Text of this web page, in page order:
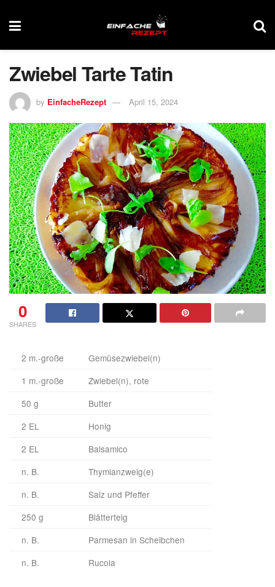
Zwiebel Tarte Tatin
by EinfacheRezept April 15, 2024
0
SHARES
2 m.-große
Gemüsezwiebel(n)
1 m.-große
Zwiebel(n), rote
50 g
Butter
2 EL
Honig
2 EL
Balsamico
n. B.
Thymianzweig(e)
n. B.
Salz und Pfeffer
250 g
Blätterteig
n. B.
Parmesan in Scheibchen
n. B.
Rucola